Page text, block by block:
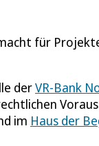
für
derVR-Bank
im Haus der